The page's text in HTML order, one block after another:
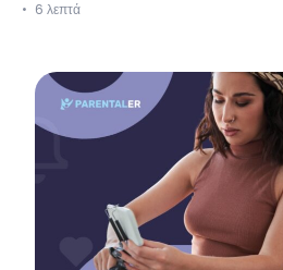
6 λεπτά